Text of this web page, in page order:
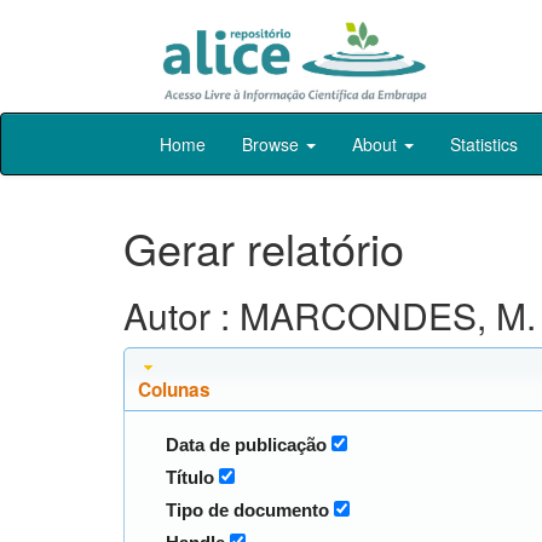
Skip
Home Browse About Statistics
Gerar relatório
Autor : MARCONDES,
Colunas
Data de publicação
Título
Tipo de documento